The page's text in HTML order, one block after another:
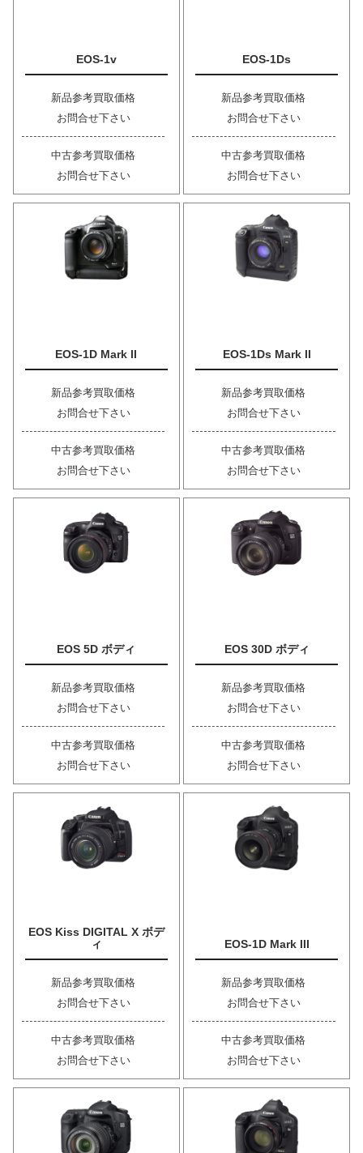
EOS-1v
新品参考買取価格
お問合せ下さい
中古参考買取価格
お問合せ下さい
EOS-1Ds
新品参考買取価格
お問合せ下さい
中古参考買取価格
お問合せ下さい
EOS-1D Mark II
新品参考買取価格
お問合せ下さい
中古参考買取価格
お問合せ下さい
EOS-1Ds Mark II
新品参考買取価格
お問合せ下さい
中古参考買取価格
お問合せ下さい
EOS 5D ボディ
新品参考買取価格
お問合せ下さい
中古参考買取価格
お問合せ下さい
EOS 30D ボディ
新品参考買取価格
お問合せ下さい
中古参考買取価格
お問合せ下さい
EOS Kiss DIGITAL X ボデ
ィ
新品参考買取価格
お問合せ下さい
中古参考買取価格
お問合せ下さい
EOS-1D Mark III
新品参考買取価格
お問合せ下さい
中古参考買取価格
お問合せ下さい